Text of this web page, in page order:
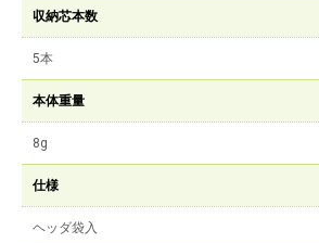
収納芯本数
5本
本体重量
8g
仕様
ヘッダ袋入